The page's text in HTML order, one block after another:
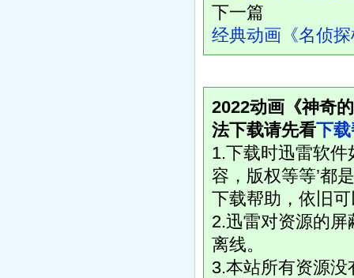
下一篇
经典动画《名侦
2022动画《神奇
法下载请先看下
1.下载时迅雷软件
容，版权等等’都
下载帮助，依旧
2.迅雷对资源的
离线。
3.本站所有资源